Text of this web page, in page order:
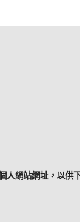
人網站網址，以供